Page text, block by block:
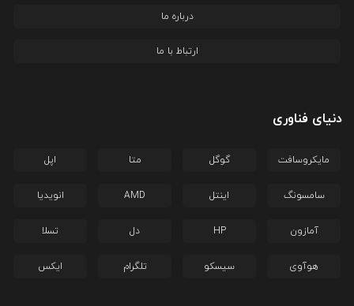
درباره ما
ارتباط با ما
دنیای فناوری
مایکروسافت گوگل متا اپل
سامسونگ اینتل AMD انویدیا
آمازون HP دل تسلا
هوآوی سیسکو تلگرام ایکس